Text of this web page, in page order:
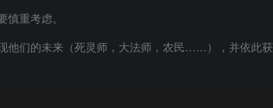
重考虑。
他们的未来（死灵师，大法师，农民……），并依此获